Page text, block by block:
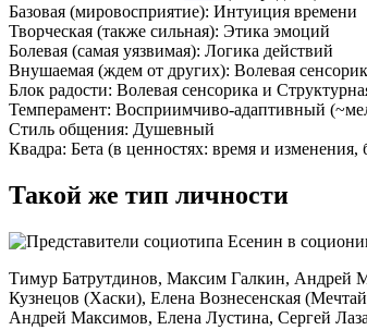
Базовая (мировосприятие): Интуиция времени
Творческая (также сильная): Этика эмоций
Болевая (самая уязвимая): Логика действий
Внушаемая (ждем от других): Волевая
Блок радости: Волевая сенсорика и
Темперамент: Восприимчиво-адаптивный
Стиль общения: Душевный
Квадра: Бета (в ценностях: время и
Такой же тип личности
Тимур Батрутдинов, Максим Галкин, Андрей
Кузнецов (Хаски), Елена Вознесенская
Андрей Максимов, Елена Лустина, Сергей